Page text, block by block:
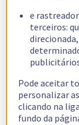
e
terceiros:
Pode aceitar
personalizar
clicando na
fundo da